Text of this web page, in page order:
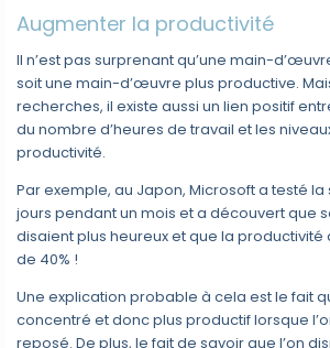
Augmenter la productivité
Il n’est pas surprenant qu’une main-
soit une main-d’œuvre plus productive.
recherches, il existe aussi un lien positif
du nombre d’heures de travail et les
productivité.
Par exemple, au Japon, Microsoft a testé
jours pendant un mois et a découvert que
disaient plus heureux et que la
de 40% !
Une explication probable à cela est le fait
concentré et donc plus productif lorsque
reposé. De plus, le fait de savoir que l’on